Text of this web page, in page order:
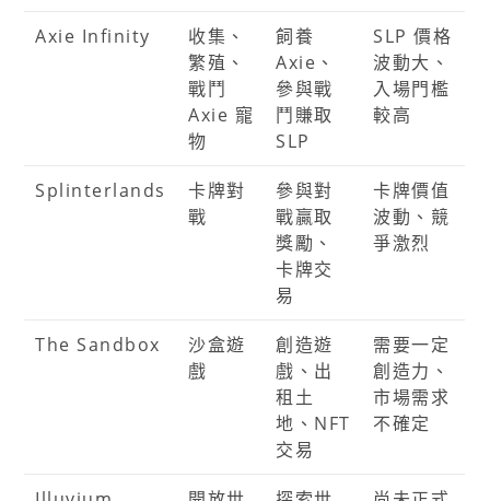
Axie Infinity
收集、
繁殖、
戰鬥
Axie 寵
物
飼養
Axie、
參與戰
鬥賺取
SLP
SLP 價格
波動大、
入場門檻
較高
Splinterlands
卡牌對
戰
參與對
戰贏取
獎勵、
卡牌交
易
卡牌價值
波動、競
爭激烈
The Sandbox
沙盒遊
戲
創造遊
戲、出
租土
地、NFT
交易
需要一定
創造力、
市場需求
不確定